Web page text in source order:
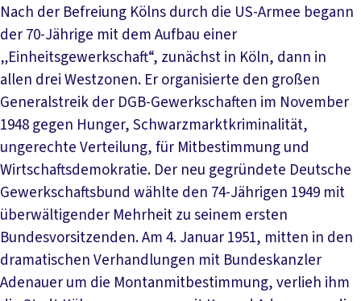
Nach der Befreiung Kölns durch die US-Armee begann
der 70-Jährige mit dem Aufbau einer
„Einheitsgewerkschaft“, zunächst in Köln, dann in
allen drei Westzonen. Er organisierte den großen
Generalstreik der DGB-Gewerkschaften im November
1948 gegen Hunger, Schwarzmarktkriminalität,
ungerechte Verteilung, für Mitbestimmung und
Wirtschaftsdemokratie. Der neu gegründete Deutsche
Gewerkschaftsbund wählte den 74-Jährigen 1949 mit
überwältigender Mehrheit zu seinem ersten
Bundesvorsitzenden. Am 4. Januar 1951, mitten in den
dramatischen Verhandlungen mit Bundeskanzler
Adenauer um die Montanmitbestimmung, verlieh ihm